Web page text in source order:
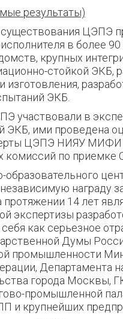
результаты)
ЦЭПЭ
в более
крупных
стойкой ЭКБ,
изготовления,
ЭКБ.
участвовали в
ЭКБ, ими проведена
ЦЭПЭ НИЯУ МИФИ
комиссий по приемке
образовательного
награду
протяжении 14 лет
экспертизы
как серьезное
Думы
промышленности
Департамента
города Москвы,
промышленной
и крупнейших